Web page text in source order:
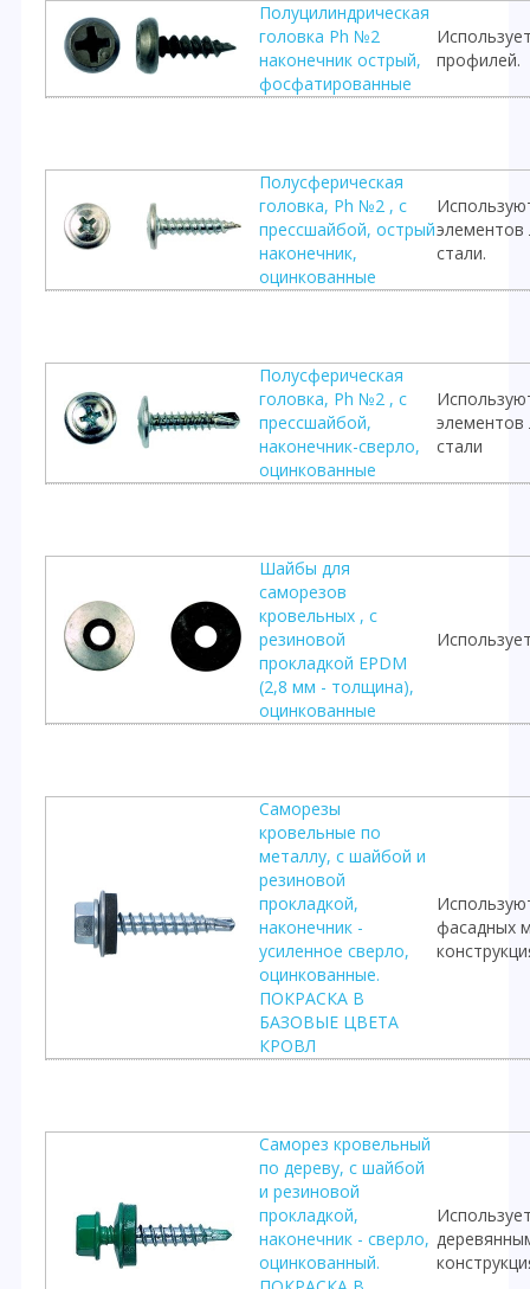
Полуцилиндрическая
головка Ph №2
наконечник острый,
фосфатированные
профилей.
Полусферическая
головка, Ph №2 , с
прессшайбой, острый
наконечник,
оцинкованные
элементов
стали.
Полусферическая
головка, Ph №2 , с
прессшайбой,
наконечник-сверло,
оцинкованные
элементов
стали
Шайбы для
саморезов
кровельных , с
резиновой
прокладкой EPDM
(2,8 мм - толщина),
оцинкованные
Саморезы
кровельные по
металлу, с шайбой и
резиновой
прокладкой,
наконечник -
усиленное сверло,
оцинкованные.
ПОКРАСКА В
БАЗОВЫЕ ЦВЕТА
КРОВЛ
фасадных
Cаморез кровельный
по дереву, с шайбой
и резиновой
прокладкой,
наконечник - сверло,
оцинкованный.